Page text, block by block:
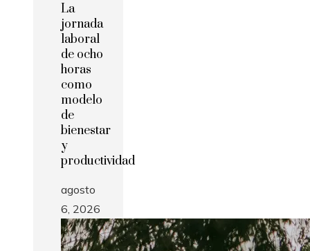
La
jornada
laboral
de ocho
horas
como
modelo
de
bienestar
y
productividad
agosto
6, 2026